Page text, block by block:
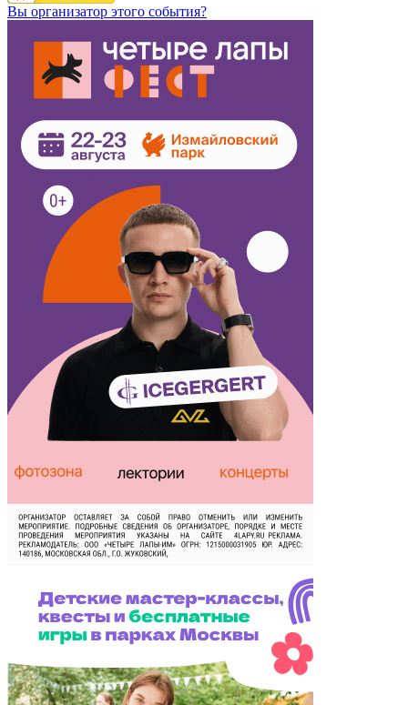
Вы организатор этого события?